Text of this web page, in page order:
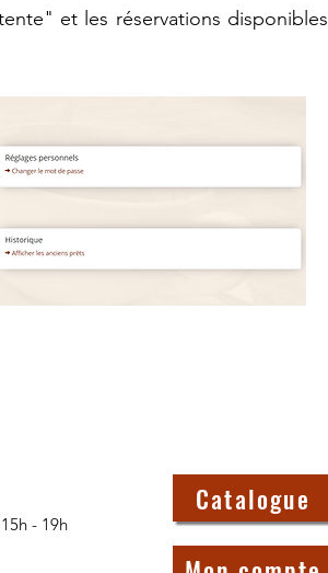
et les réservations disponibles
- 19h
Catalogue